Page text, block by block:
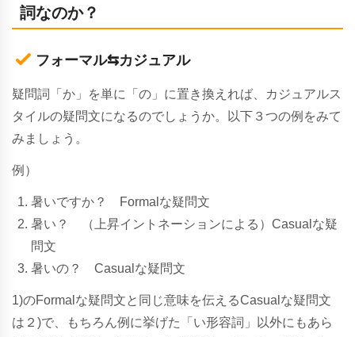
詞なのか？
フォーマル⇆カジュアル
疑問詞「か」を単に「の」に置き換えれば、カジュアルス
タイルの疑問文になるのでしょうか。以下３つの例をみて
みましょう。
例）
暑いですか？ Formalな疑問文
暑い？ （上昇イントネーションによる）Casualな疑
問文
暑いの？ Casualな疑問文
1)のFormalな疑問文と同じ意味を伝えるCasualな疑問文
は２)で、もちろん例に挙げた「い形容詞」以外にもあら